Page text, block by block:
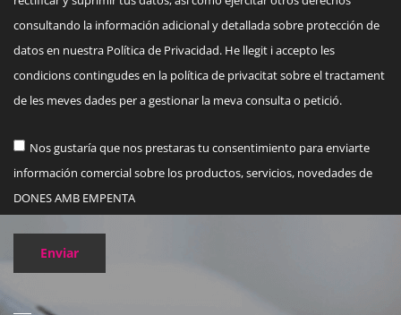
consultando la información adicional y detallada sobre protección de
datos en nuestra Política de Privacidad. He llegit i accepto les
condicions contingudes en la política de privacitat sobre el tractament
de les meves dades per a gestionar la meva consulta o petició.
Nos gustaría que nos prestaras tu consentimiento para enviarte
información comercial sobre los productos, servicios, novedades de
DONES AMB EMPENTA
Enviar